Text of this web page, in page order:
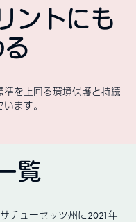
ントにも
を上回る環境保護と持続
ます。
覧
チューセッツ州に2021年